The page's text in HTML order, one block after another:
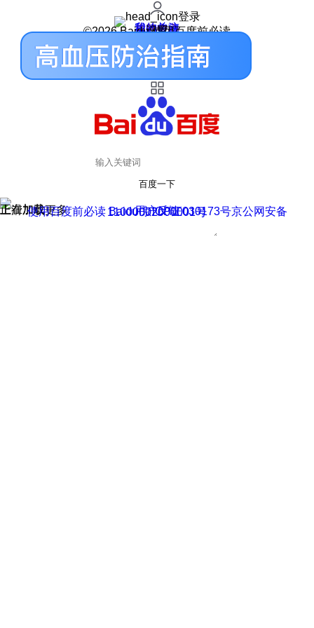
登录
我的关注
我的收藏
皮肤中心
用户反馈
设置
©2026 Baidu 使用百度前必读
百度一下
正在加载
上滑加载更多 用户反馈
使用百度前必读 Baidu 京ICP证030173号
京公网安备11000002000001号